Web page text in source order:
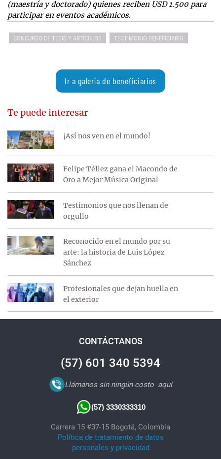
(maestría y doctorado) quienes reciben USD 1.500 para
participar en eventos académicos.
CONCURSO DE TESIS Y ARTÍCULOS TESTIMONIO BENEFICIARIO
Ir a galería de beneficiarios
Te puede interesar
¡Así nos ven en el mundo!
Felipe Téllez gana el Macondo de
Oro a Mejor Música Original
Testimonios que nos llenan de
orgullo
Reconocido en el mundo por su
arte: la historia de Luis López
Sánchez
Profesionales que dejan huella en
el exterior
CONTÁCTANOS
(57) 601 340 5394
Llámanos sin ningún costo aquí
(57) 3330333310
Carrera 15 #37-15 Bogotá, Colombia
Política de tratamiento de datos
personales y privacidad